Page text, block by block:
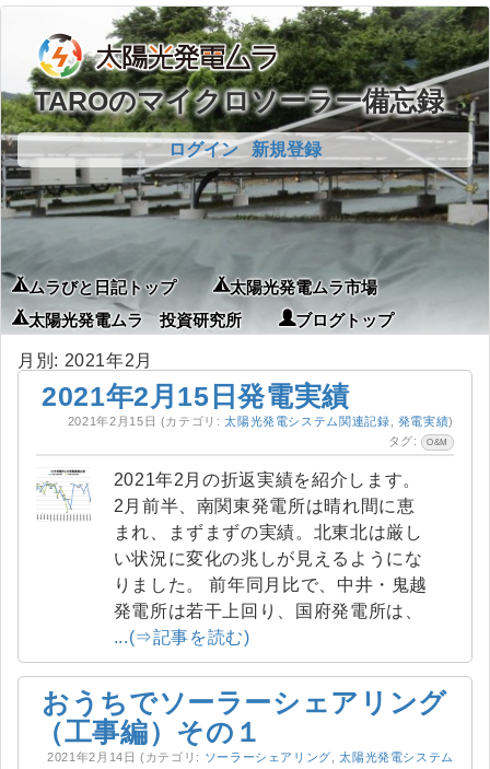
TAROのマイクロソーラー備忘録
ログイン 新規登録
ムラびと日記トップ
太陽光発電ムラ市場
太陽光発電ムラ 投資研究所
ブログトップ
月別: 2021年2月
2021年2月15日発電実績
2021年2月15日 (カテゴリ:太陽光発電システム関連記録 発電実績)
タグ:
O&M
2021年2月の折返実績を紹介します。
2月前半、南関東発電所は晴れ間に恵
まれ、まずまずの実績。北東北は厳し
い状況に変化の兆しが見えるようにな
りました。 前年同月比で、中井・鬼越
発電所は若干上回り、国府発電所は、
...(⇒記事を読む)
おうちでソーラーシェアリング
（工事編）その１
2021年2月14日 (カテゴリ: ソーラーシェアリング ,太陽光発電システム